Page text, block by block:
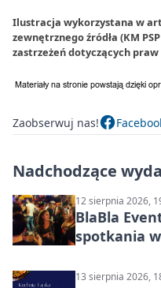
Ilustracja wykorzystana w
zewnętrznego źródła (KM
zastrzeżeń dotyczących
Zaobserwuj nas!
Nadchodzące
12 sierpnia 2026,
BlaBla
spotkania
13 sierpnia 2026,